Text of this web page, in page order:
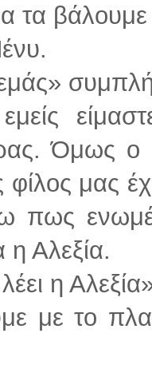
τα βάλουμε
εμάς»
Όμως ο
μας
πως
Αλεξία.
η
με το